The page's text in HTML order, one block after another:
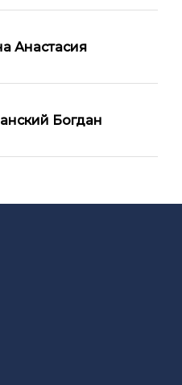
Анастасия
Богдан